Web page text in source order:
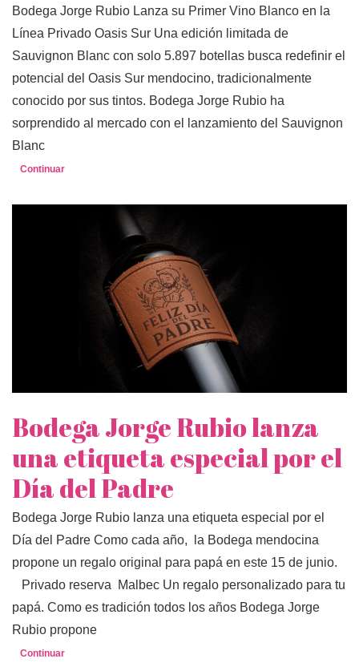
Bodega Jorge Rubio Lanza su Primer Vino Blanco en la
Línea Privado Oasis Sur Una edición limitada de
Sauvignon Blanc con solo 5.897 botellas busca redefinir el
potencial del Oasis Sur mendocino, tradicionalmente
conocido por sus tintos. Bodega Jorge Rubio ha
sorprendido al mercado con el lanzamiento del Sauvignon
Blanc
Continuar
Bodega Jorge Rubio lanza
una etiqueta especial por el
Día del Padre
Bodega Jorge Rubio lanza una etiqueta especial por el
Día del Padre Como cada año, la Bodega mendocina
propone un regalo original para papá en este 15 de junio.
Privado reserva Malbec Un regalo personalizado para tu
papá. Como es tradición todos los años Bodega Jorge
Rubio propone
Continuar